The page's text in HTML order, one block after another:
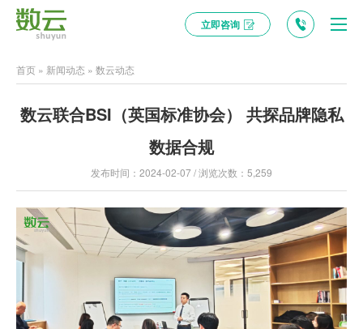
立即咨询
首页 » 新闻动态 » 数云动态
数云联合BSI（英国标准协会） 共探品牌隐私
数据合规
发布时间：2024-02-07 / 浏览次数：5,259